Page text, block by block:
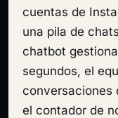
cuentas de
una pila de
chatbot
segundos, el
conversaciones
el contador de